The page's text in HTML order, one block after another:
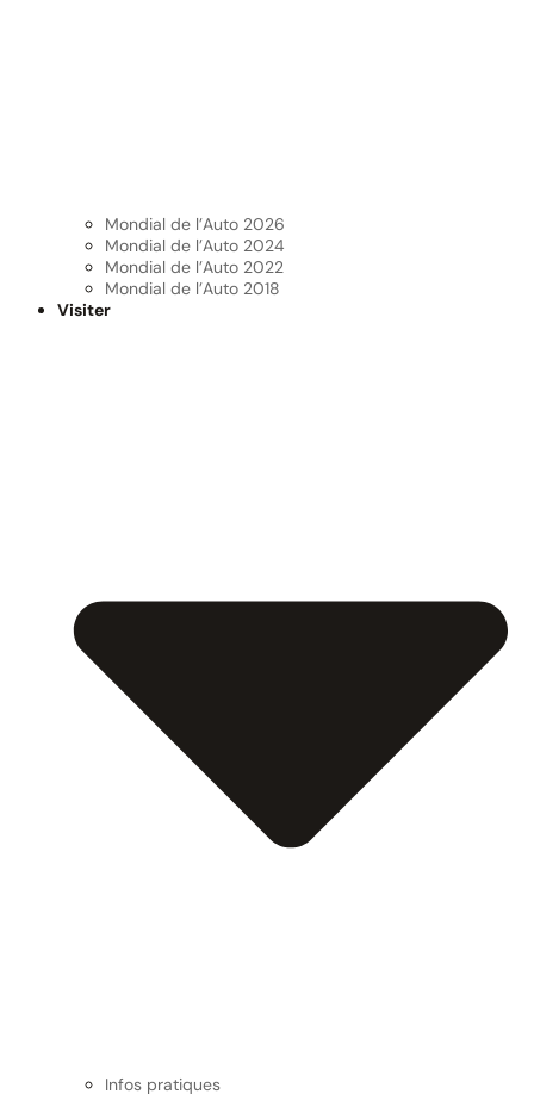
Mondial de l’Auto 2026
Mondial de l’Auto 2024
Mondial de l’Auto 2022
Mondial de l’Auto 2018
Visiter
Infos pratiques